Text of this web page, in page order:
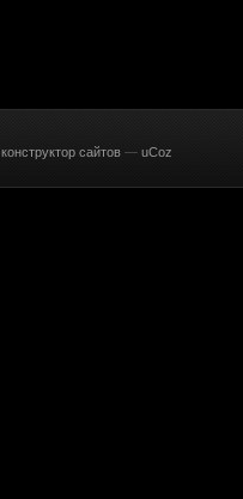
конструктор сайтов — uCoz